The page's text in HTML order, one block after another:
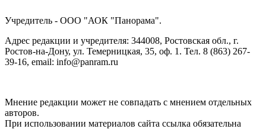
Учредитель - ООО "АОК "Панорама".
Адрес редакции и учредителя: 344008, Ростовская обл., г.
Ростов-на-Дону, ул. Темерницкая, 35, оф. 1. Тел. 8 (863) 267-
39-16, email: info@panram.ru
Мнение редакции может не совпадать с мнением отдельных
авторов.
При использовании материалов сайта ссылка обязательна